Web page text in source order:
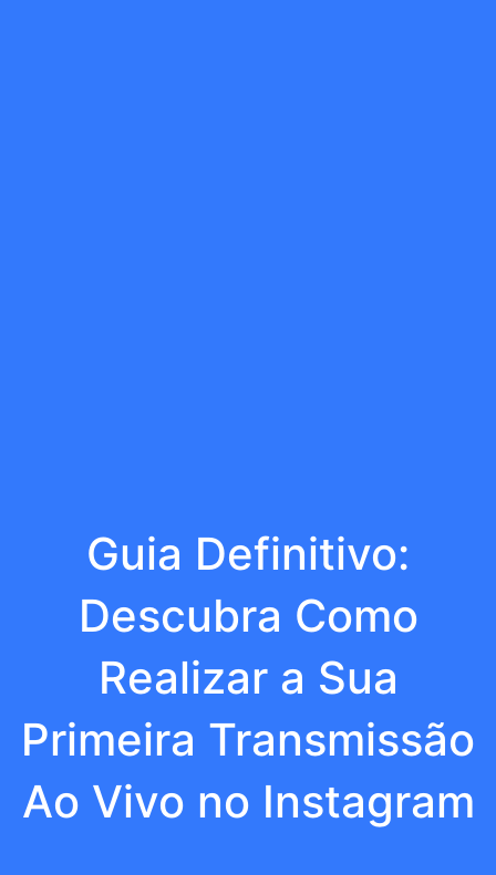
Guia Definitivo:
Descubra Como
Realizar a Sua
Primeira Transmissão
Ao Vivo no Instagram